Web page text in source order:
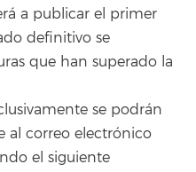
a publicar el primer
definitivo se
que han superado la
se podrán
al correo electrónico
el siguiente